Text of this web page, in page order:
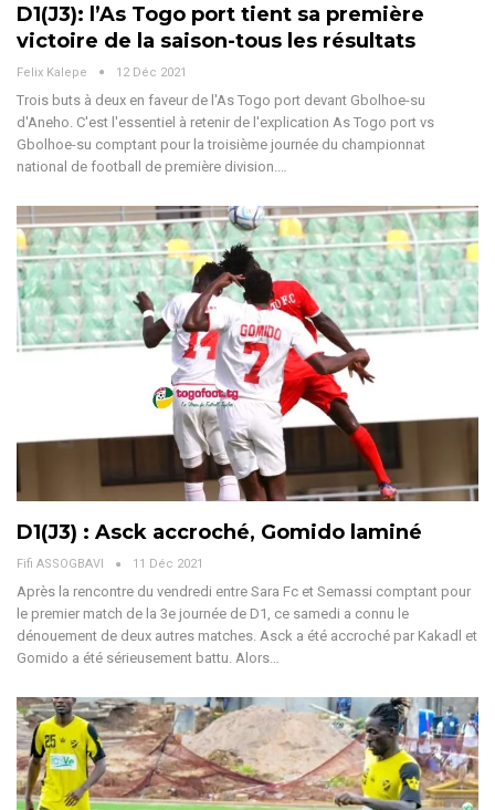
D1(J3): l’As Togo port tient sa première
victoire de la saison-tous les résultats
Felix Kalepe 12 Déc 2021
Trois buts à deux en faveur de l'As Togo port devant Gbolhoe-su
d'Aneho. C'est l'essentiel à retenir de l'explication As Togo port vs
Gbolhoe-su comptant pour la troisième journée du championnat
national de football de première division.…
D1(J3) : Asck accroché, Gomido laminé
Fifi ASSOGBAVI 11 Déc 2021
Après la rencontre du vendredi entre Sara Fc et Semassi comptant pour
le premier match de la 3e journée de D1, ce samedi a connu le
dénouement de deux autres matches. Asck a été accroché par Kakadl et
Gomido a été sérieusement battu. Alors…